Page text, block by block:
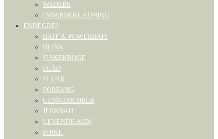
WADERS
INDERBEKLÆDNING
ENDEGREJ
BAIT & POWERBAIT
BLINK
FISKEKROGE
FLÅD
FLUER
FORFANG
GENNEMLØBER
JERKBAIT
LEVENDE AGN
PIRKE